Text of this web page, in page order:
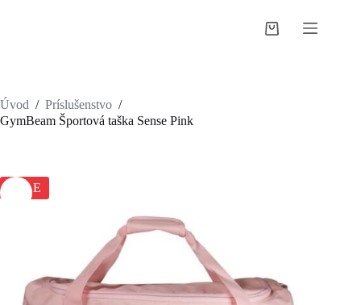
Shopping
Úvod / Príslušenstvo /
GymBeam Športová taška Sense Pink
SALE